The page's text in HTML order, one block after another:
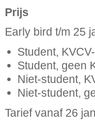
Prijs
Early bird t/m 25
Student,
Student, geen
Niet-student,
Niet-student,
Tarief vanaf 26